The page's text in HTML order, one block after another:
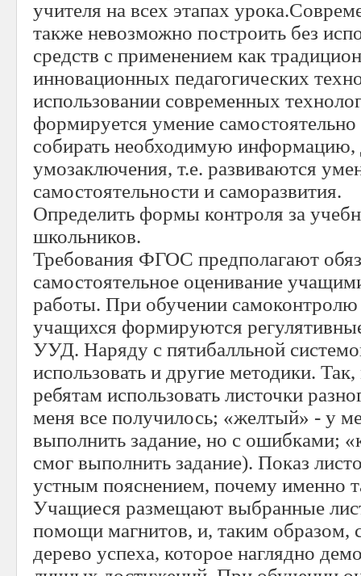
учителя на всех этапах
также невозможно построить без
средств с применением как
инновационных педагогических
использовании современных
формируется умение
собирать необходимую информацию,
умозаключения, т.е. развиваются
самостоятельности и саморазвития.
Определить формы контроля за
школьников.
Требования ФГОС предполагают
самостоятельное оценивание
работы. При обучении самоконтролю
учащихся формируются
УУД. Наряду с пятибалльной
использовать и другие методики.
ребятам использовать листочки
меня все получилось; «желтый» - у
выполнить задание, но с ошибками;
смог выполнить задание). Показ
устным пояснением, почему именно
Учащиеся размещают выбранные
помощи магнитов, и, таким образом,
дерево успеха, которое наглядно